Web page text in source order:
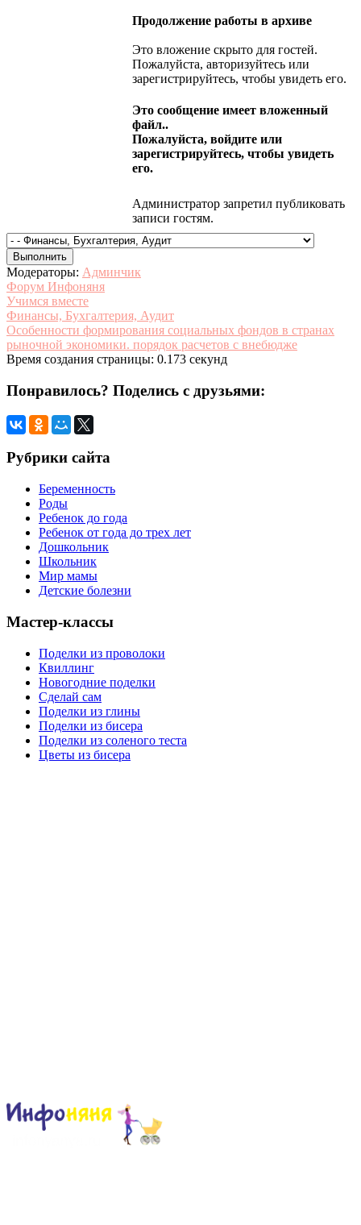
Продолжение работы в архиве
Это вложение скрыто для гостей.
Пожалуйста, авторизуйтесь или
зарегистрируйтесь, чтобы увидеть его.
Это сообщение имеет вложенный
файл..
Пожалуйста, войдите или
зарегистрируйтесь, чтобы увидеть
его.
Администратор запретил публиковать
записи гостям.
Модераторы: Админчик
Форум Инфоняня
Учимся вместе
Финансы, Бухгалтерия, Аудит
Особенности формирования социальных фондов в странах
рыночной экономики. порядок расчетов с внебюдже
Время создания страницы: 0.173 секунд
Понравилось? Поделись с друзьями:
Рубрики сайта
Беременность
Роды
Ребенок до года
Ребенок от года до трех лет
Дошкольник
Школьник
Мир мамы
Детские болезни
Мастер-классы
Поделки из проволоки
Квиллинг
Новогодние поделки
Сделай сам
Поделки из глины
Поделки из бисера
Поделки из соленого теста
Цветы из бисера